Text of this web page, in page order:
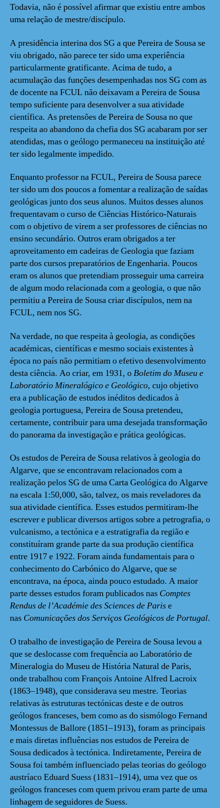
Todavia, não é possível afirmar que existiu entre ambos
uma relação de mestre/discípulo.
A presidência interina dos SG a que Pereira de Sousa se
viu obrigado, não parece ter sido uma experiência
particularmente gratificante. Acima de tudo, a
acumulação das funções desempenhadas nos SG com as
de docente na FCUL não deixavam a Pereira de Sousa
tempo suficiente para desenvolver a sua atividade
científica. As pretensões de Pereira de Sousa no que
respeita ao abandono da chefia dos SG acabaram por ser
atendidas, mas o geólogo permaneceu na instituição até
ter sido legalmente impedido.
Enquanto professor na FCUL, Pereira de Sousa parece
ter sido um dos poucos a fomentar a realização de saídas
geológicas junto dos seus alunos. Muitos desses alunos
frequentavam o curso de Ciências Histórico-Naturais
com o objetivo de virem a ser professores de ciências no
ensino secundário. Outros eram obrigados a ter
aproveitamento em cadeiras de Geologia que faziam
parte dos cursos preparatórios de Engenharia. Poucos
eram os alunos que pretendiam prosseguir uma carreira
de algum modo relacionada com a geologia, o que não
permitiu a Pereira de Sousa criar discípulos, nem na
FCUL, nem nos SG.
Na verdade, no que respeita à geologia, as condições
académicas, científicas e mesmo sociais existentes à
época no país não permitiam o efetivo desenvolvimento
desta ciência. Ao criar, em 1931, oBoletim do Museu e
Laboratório Mineralógico e Geológico, cujo objetivo
era a publicação de estudos inéditos dedicados à
geologia portuguesa, Pereira de Sousa pretendeu,
certamente, contribuir para uma desejada transformação
do panorama da investigação e prática geológicas.
Os estudos de Pereira de Sousa relativos à geologia do
Algarve, que se encontravam relacionados com a
realização pelos SG de uma Carta Geológica do Algarve
na escala 1:50,000, são, talvez, os mais reveladores da
sua atividade científica. Esses estudos permitiram-lhe
escrever e publicar diversos artigos sobre a petrografia, o
vulcanismo, a tectónica e a estratigrafia da região e
constituíram grande parte da sua produção científica
entre 1917 e 1922. Foram ainda fundamentais para o
conhecimento do Carbónico do Algarve, que se
encontrava, na época, ainda pouco estudado. A maior
parte desses estudos foram publicados nas Comptes
Rendus de l’Académie des Sciences de Parise
nas Comunicações dos Serviços Geológicos de Portugal.
O trabalho de investigação de Pereira de Sousa levou a
que se deslocasse com frequência ao Laboratório de
Mineralogia do Museu de História Natural de Paris,
onde trabalhou com François Antoine Alfred Lacroix
(1863–1948), que considerava seu mestre. Teorias
relativas às estruturas tectónicas deste e de outros
geólogos franceses, bem como as do sismólogo Fernand
Montessus de Ballore (1851–1913), foram as principais
e mais diretas influências nos estudos de Pereira de
Sousa dedicados à tectónica. Indiretamente, Pereira de
Sousa foi também influenciado pelas teorias do geólogo
austríaco Eduard Suess (1831–1914), uma vez que os
geólogos franceses com quem privou eram parte de uma
linhagem de seguidores de Suess.